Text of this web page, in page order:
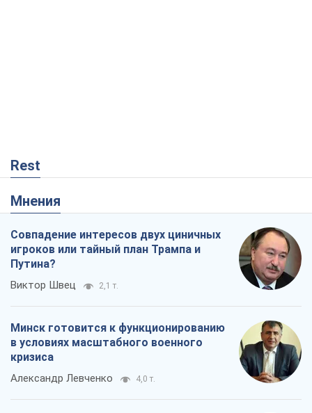
Rest
Мнения
Совпадение интересов двух циничных
игроков или тайный план Трампа и
Путина?
Виктор Швец 2,1 т.
Минск готовится к функционированию
в условиях масштабного военного
кризиса
Александр Левченко 4,0 т.